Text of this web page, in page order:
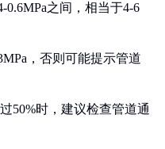
0.6MPa之间，相当于4-6
，否则可能提示管道
50%时，建议检查管道通